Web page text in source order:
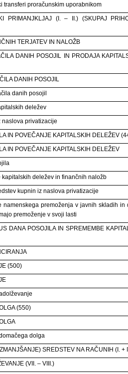
transferi proračunskim uporabnikom
PRIMANJKLJAJ (I. – II.) (SKUPAJ
TERJATEV IN NALOŽB
DANIH POSOJIL IN PRODAJA
DANIH POSOJIL
danih posojil
deležev
naslova privatizacije
IN POVEČANJE KAPITALSKIH DELEŽEV
IN POVEČANJE KAPITALSKIH DELEŽEV
kapitalskih deležev in finančnih naložb
kupnin iz naslova privatizacije
namenskega premoženja v javnih skladih in
premoženje v svoji lasti
DANA POSOJILA IN SPREMEMBE
(500)
(550)
dolga
SREDSTEV NA RAČUNIH (I. +
(VII. – VIII.)